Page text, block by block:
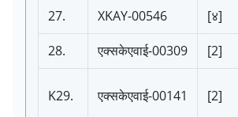
27.
XKAY-00546 [४]
28.
एक्सकेएवाई-00309 [2]
K29. एक्सकेएवाई-00141 [2]